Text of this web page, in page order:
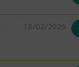
18/02/2026